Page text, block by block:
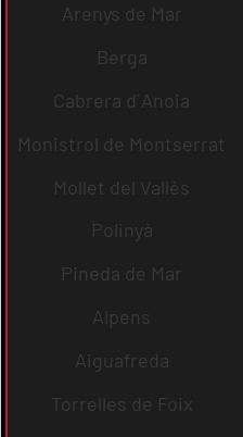
Arenys de Mar
Berga
Cabrera d´Anoia
Monistrol de Montserrat
Mollet del Vallès
Polinyà
Pineda de Mar
Alpens
Aiguafreda
Torrelles de Foix